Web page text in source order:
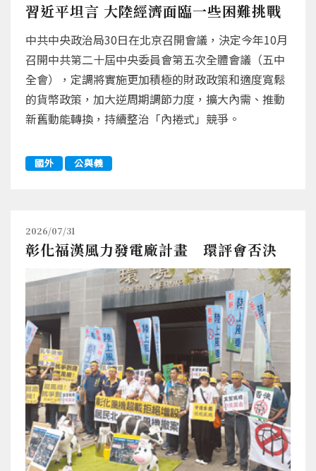
習近平坦言 大陸經濟面臨一些困難挑戰
中共中央政治局30日在北京召開會議，決定今年10月
召開中共第二十屆中央委員會第五次全體會議（五中
全會），定調將實施更加積極的財政政策和適度寬鬆
的貨幣政策，加大逆周期調節力度，擴大內需、推動
新舊動能轉換，持續整治「內捲式」競爭。
國外 公與義
2026/07/31
彰化福漢風力發電廠計畫 環評會否決